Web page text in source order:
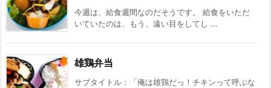
今週は、給食週間なのだそうです。 給食をいただ
いていたのは、もう、遠い目をしてし ...
雄鶏弁当
サブタイトル：「俺は雄鶏だっ！チキンって呼ぶな